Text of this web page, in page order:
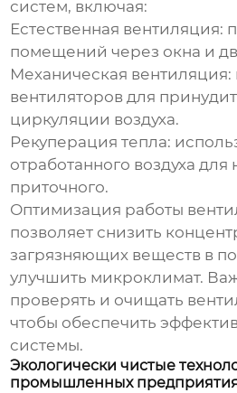
систем, включая:
Естественная вентиляция:
помещений через окна и
Механическая
вентиляторов для
циркуляции воздуха.
Рекуперация тепла:
отработанного воздуха для
приточного.
Оптимизация работы
позволяет снизить
загрязняющих веществ в
улучшить микроклимат.
проверять и очищать
чтобы обеспечить
системы.
Экологически чистые
промышленных